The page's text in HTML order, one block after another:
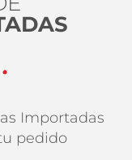
Importadas
pedido